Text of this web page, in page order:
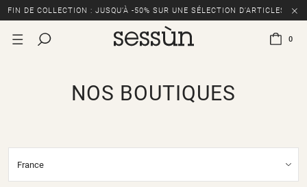
FIN DE COLLECTION : JUSQU’À -50% SUR UNE SÉLECTION D’ARTICLES
0
NOS BOUTIQUES